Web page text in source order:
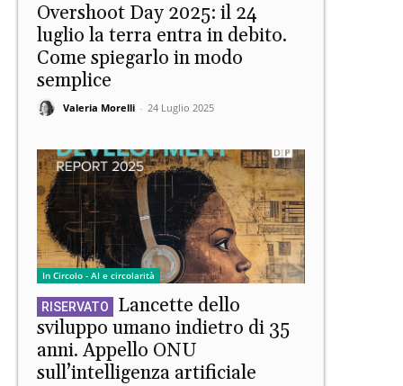
Overshoot Day 2025: il 24
luglio la terra entra in debito.
Come spiegarlo in modo
semplice
Valeria Morelli - 24 Luglio 2025
In Circolo - AI e circolarità
Lancette dello
sviluppo umano indietro di 35
anni. Appello ONU
sull’intelligenza artificiale